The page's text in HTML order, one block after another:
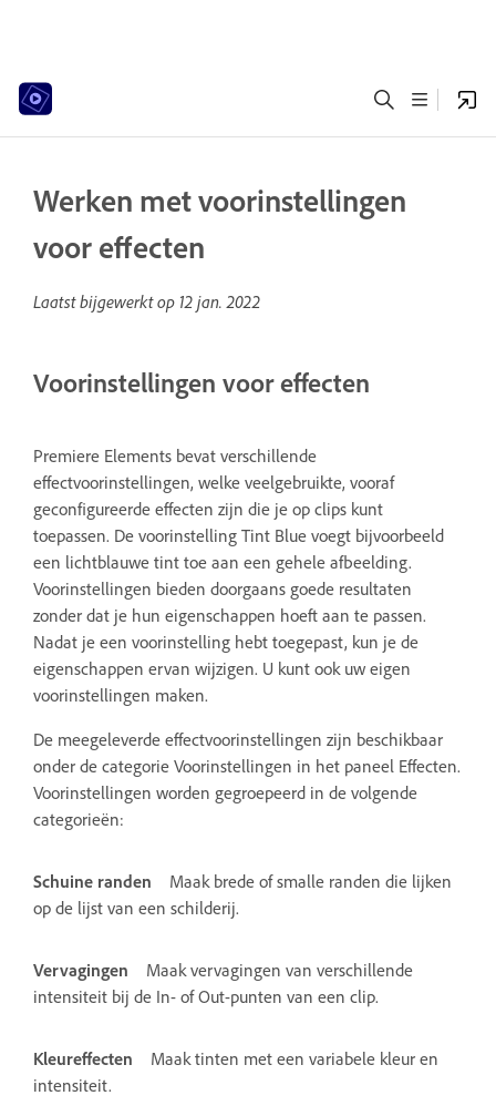
Werken met voorinstellingen
voor effecten
Laatst bijgewerkt op 12 jan. 2022
Voorinstellingen voor effecten
Premiere Elements bevat verschillende
effectvoorinstellingen, welke veelgebruikte, vooraf
geconfigureerde effecten zijn die je op clips kunt
toepassen. De voorinstelling Tint Blue voegt bijvoorbeeld
een lichtblauwe tint toe aan een gehele afbeelding.
Voorinstellingen bieden doorgaans goede resultaten
zonder dat je hun eigenschappen hoeft aan te passen.
Nadat je een voorinstelling hebt toegepast, kun je de
eigenschappen ervan wijzigen. U kunt ook uw eigen
voorinstellingen maken.
De meegeleverde effectvoorinstellingen zijn beschikbaar
onder de categorie Voorinstellingen in het paneel Effecten.
Voorinstellingen worden gegroepeerd in de volgende
categorieën:
Schuine randen
Maak brede of smalle randen die lijken
op de lijst van een schilderij.
Vervagingen
Maak vervagingen van verschillende
intensiteit bij de In- of Out-punten van een clip.
Kleureffecten
Maak tinten met een variabele kleur en
intensiteit.